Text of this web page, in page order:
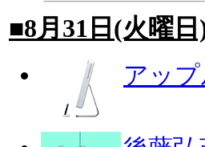
■8月31日(火曜日
アッ